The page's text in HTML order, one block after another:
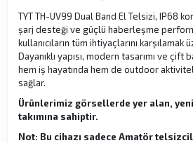
TYT TH-UV99 Dual Band El Telsizi, IP68
şarj desteği ve güçlü haberleşme
kullanıcıların tüm ihtiyaçlarını karşılamak
Dayanıklı yapısı, modern tasarımı ve
hem iş hayatında hem de outdoor
sağlar.
Ürünlerimiz görsellerde yer alan, yeni
takımına sahiptir.
Not: Bu cihazı sadece Amatör